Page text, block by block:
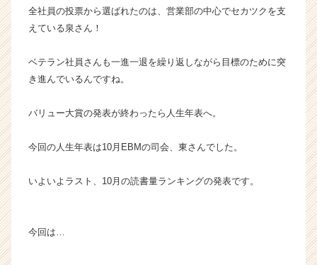
全社員の投票から選ばれたのは、営業部の中心でセカツクを支
えている泉さん！
ベテラン社員さんも一進一退を繰り返しながら目標のために突
き進んでいるんですね。
バリュー大賞の発表が終わったら人生年表へ。
今回の人生年表は10月EBMの司会、東さんでした。
いよいよラスト、10月の読書量ランキングの発表です。
今回は…